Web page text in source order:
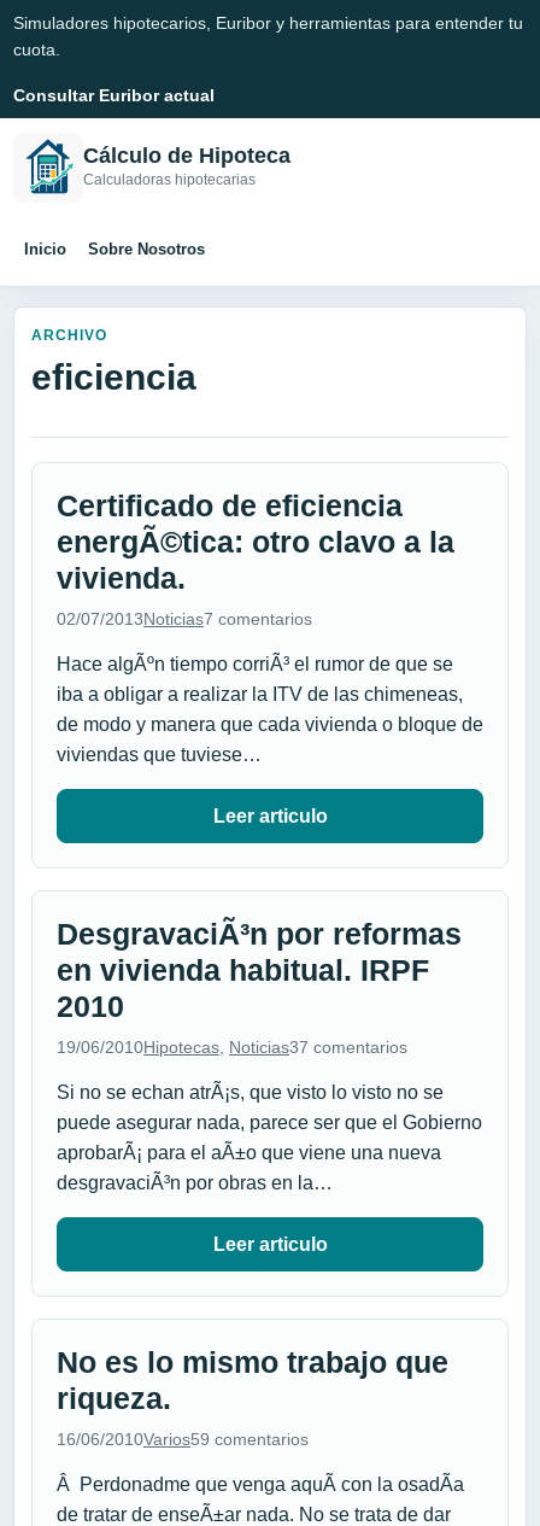
Simuladores hipotecarios, Euribor y herramientas para entender tu
cuota.
Consultar Euribor actual
Cálculo de Hipoteca
Calculadoras hipotecarias
Inicio Sobre Nosotros
ARCHIVO
eficiencia
Certificado de eficiencia
energÃ©tica: otro clavo a la
vivienda.
02/07/2013Noticias7 comentarios
Hace algÃºn tiempo corriÃ³ el rumor de que se
iba a obligar a realizar la ITV de las chimeneas,
de modo y manera que cada vivienda o bloque de
viviendas que tuviese…
Leer articulo
DesgravaciÃ³n por reformas
en vivienda habitual. IRPF
2010
19/06/2010Hipotecas Noticias37 comentarios
Si no se echan atrÃ¡s, que visto lo visto no se
puede asegurar nada, parece ser que el Gobierno
aprobarÃ¡ para el aÃ±o que viene una nueva
desgravaciÃ³n por obras en la…
Leer articulo
No es lo mismo trabajo que
riqueza.
16/06/2010Varios59 comentarios
Â Perdonadme que venga aquÃ­ con la osadÃ­a
de tratar de enseÃ±ar nada. No se trata de dar